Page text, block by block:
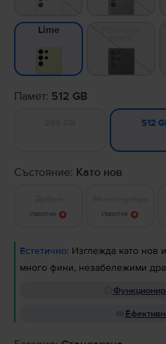
Lime
Памет: 512 GB
512
Състояние: Като нов
Известие Известие
Естетично: Изглежда като нов
много фини, незабележими